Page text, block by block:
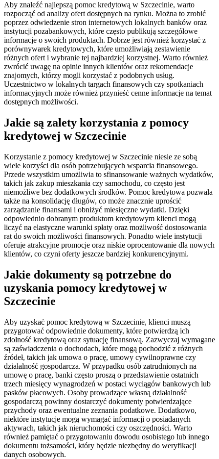
Aby znaleźć najlepszą pomoc kredytową w Szczecinie, warto
rozpocząć od analizy ofert dostępnych na rynku. Można to zrobić
poprzez odwiedzenie stron internetowych lokalnych banków oraz
instytucji pozabankowych, które często publikują szczegółowe
informacje o swoich produktach. Dobrze jest również korzystać z
porównywarek kredytowych, które umożliwiają zestawienie
różnych ofert i wybranie tej najbardziej korzystnej. Warto również
zwrócić uwagę na opinie innych klientów oraz rekomendacje
znajomych, którzy mogli korzystać z podobnych usług.
Uczestnictwo w lokalnych targach finansowych czy spotkaniach
informacyjnych może również przynieść cenne informacje na temat
dostępnych możliwości.
Jakie są zalety korzystania z pomocy
kredytowej w Szczecinie
Korzystanie z pomocy kredytowej w Szczecinie niesie ze sobą
wiele korzyści dla osób potrzebujących wsparcia finansowego.
Przede wszystkim umożliwia to sfinansowanie ważnych wydatków,
takich jak zakup mieszkania czy samochodu, co często jest
niemożliwe bez dodatkowych środków. Pomoc kredytowa pozwala
także na konsolidację długów, co może znacznie uprościć
zarządzanie finansami i obniżyć miesięczne wydatki. Dzięki
odpowiednio dobranym produktom kredytowym klienci mogą
liczyć na elastyczne warunki spłaty oraz możliwość dostosowania
rat do swoich możliwości finansowych. Ponadto wiele instytucji
oferuje atrakcyjne promocje oraz niskie oprocentowanie dla nowych
klientów, co czyni oferty jeszcze bardziej konkurencyjnymi.
Jakie dokumenty są potrzebne do
uzyskania pomocy kredytowej w
Szczecinie
Aby uzyskać pomoc kredytową w Szczecinie, klienci muszą
przygotować odpowiednie dokumenty, które potwierdzą ich
zdolność kredytową oraz sytuację finansową. Zazwyczaj wymagane
są zaświadczenia o dochodach, które mogą pochodzić z różnych
źródeł, takich jak umowa o pracę, umowy cywilnoprawne czy
działalność gospodarcza. W przypadku osób zatrudnionych na
umowę o pracę, banki często proszą o przedstawienie ostatnich
trzech miesięcy wynagrodzeń w postaci wyciągów bankowych lub
pasków płacowych. Osoby prowadzące własną działalność
gospodarczą powinny dostarczyć dokumenty potwierdzające
przychody oraz ewentualne zeznania podatkowe. Dodatkowo,
niektóre instytucje mogą wymagać informacji o posiadanych
aktywach, takich jak nieruchomości czy oszczędności. Warto
również pamiętać o przygotowaniu dowodu osobistego lub innego
dokumentu tożsamości, który będzie niezbędny do weryfikacji
danych osobowych.